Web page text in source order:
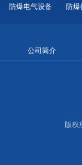
防爆电气设备 防爆
公司简介
版权